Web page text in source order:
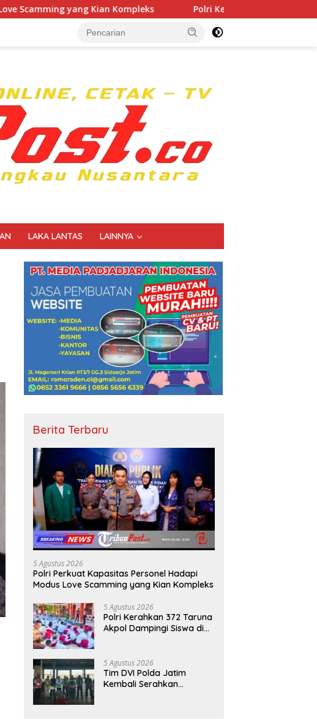
Kompleks Polri Kerahkan 372 Taruna Akpol Dampingi Siswa
LAKA LANTAS LAINNYA
Berita Terbaru
5 Agustus 2026
Polri Perkuat Kapasitas Personel Hadapi
Modus Love Scamming yang Kian Kompleks
5 Agustus 2026
Polri Kerahkan 372 Taruna
Akpol Dampingi Siswa di
TNI
5 Agustus 2026
Tim DVI Polda Jatim
Kembali Serahkan